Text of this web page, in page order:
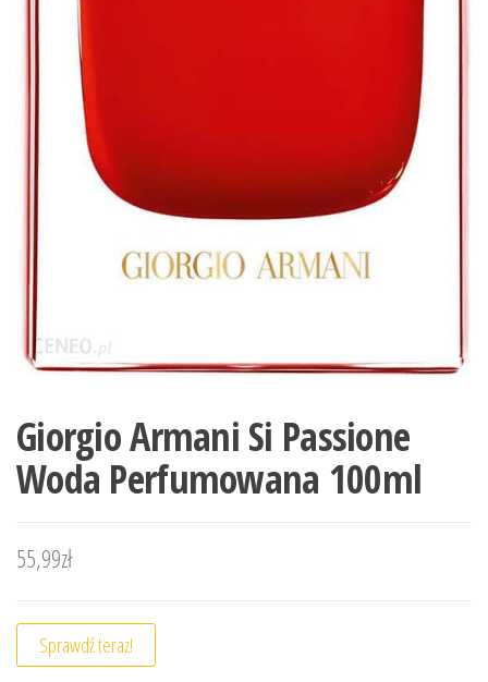
Giorgio Armani Si Passione
Woda Perfumowana 100ml
55,99zł
Sprawdź teraz!